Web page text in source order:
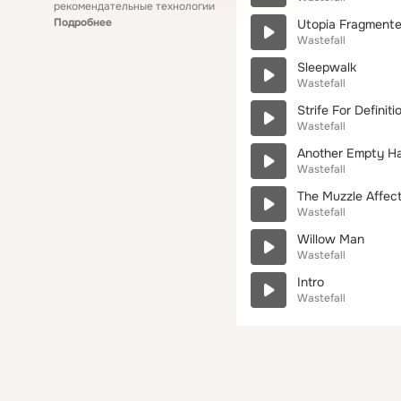
рекомендательные технологии
Подробнее
Utopia
Wastefall
Sleepwalk
Wastefall
Strife For
Wastefall
Another Empty
Wastefall
The Muzzle
Wastefall
Willow Man
Wastefall
Intro
Wastefall